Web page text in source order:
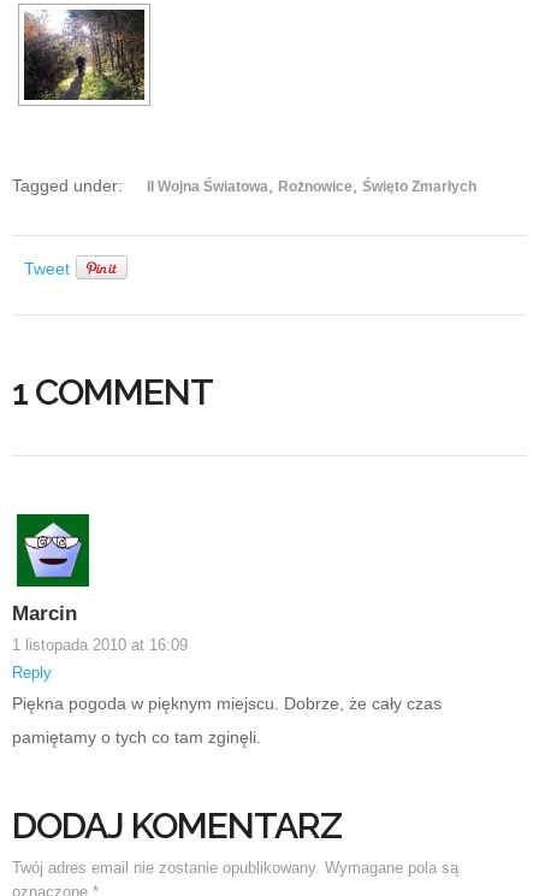
Tagged under: II Wojna Światowa Rożnowice Święto Zmarłych
Tweet
1 COMMENT
Marcin
1 listopada 2010 at 16:09
Reply
Piękna pogoda w pięknym miejscu. Dobrze, że cały czas
pamiętamy o tych co tam zginęli.
DODAJ KOMENTARZ
Twój adres email nie zostanie opublikowany. Wymagane pola są
oznaczone *